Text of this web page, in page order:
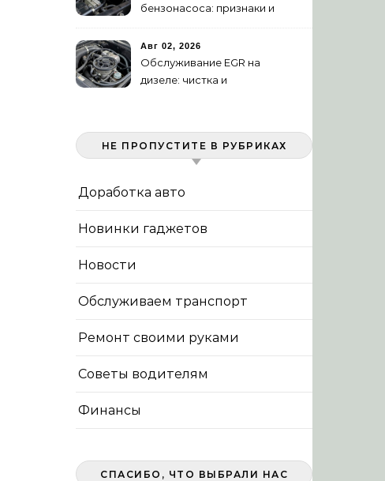
бензонасоса: признаки и
Авг 02, 2026
Обслуживание EGR на
дизеле: чистка и
НЕ ПРОПУСТИТЕ В РУБРИКАХ
Доработка авто
Новинки гаджетов
Новости
Обслуживаем транспорт
Ремонт своими руками
Советы водителям
Финансы
СПАСИБО, ЧТО ВЫБРАЛИ НАС